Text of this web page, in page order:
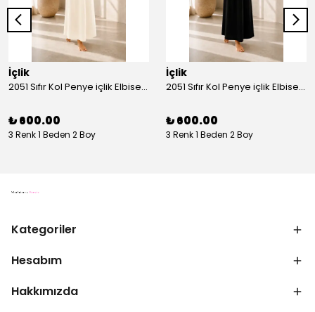
İçlik
2051 Sıfır Kol Penye içlik Elbise - Ekru
₺ 600.00
3 Renk 1 Beden 2 Boy
İçlik
2051 Sıfır Kol Penye içlik Elbise - Siyah
₺ 600.00
3 Renk 1 Beden 2 Boy
Kategoriler
Hesabım
Hakkımızda